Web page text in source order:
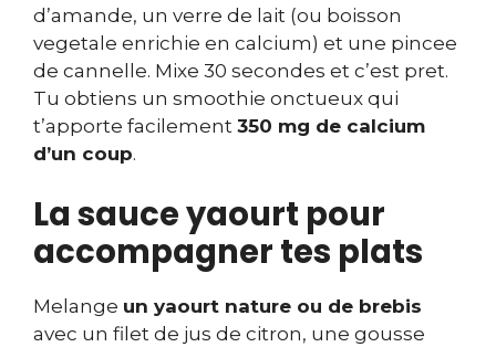
d’amande, un verre de lait (ou boisson
vegetale enrichie en calcium) et une pincee
de cannelle. Mixe 30 secondes et c’est pret.
Tu obtiens un smoothie onctueux qui
t’apporte facilement 350 mg de calcium
d’un coup.
La sauce yaourt pour
accompagner tes plats
Melange un yaourt nature ou de brebis
avec un filet de jus de citron, une gousse